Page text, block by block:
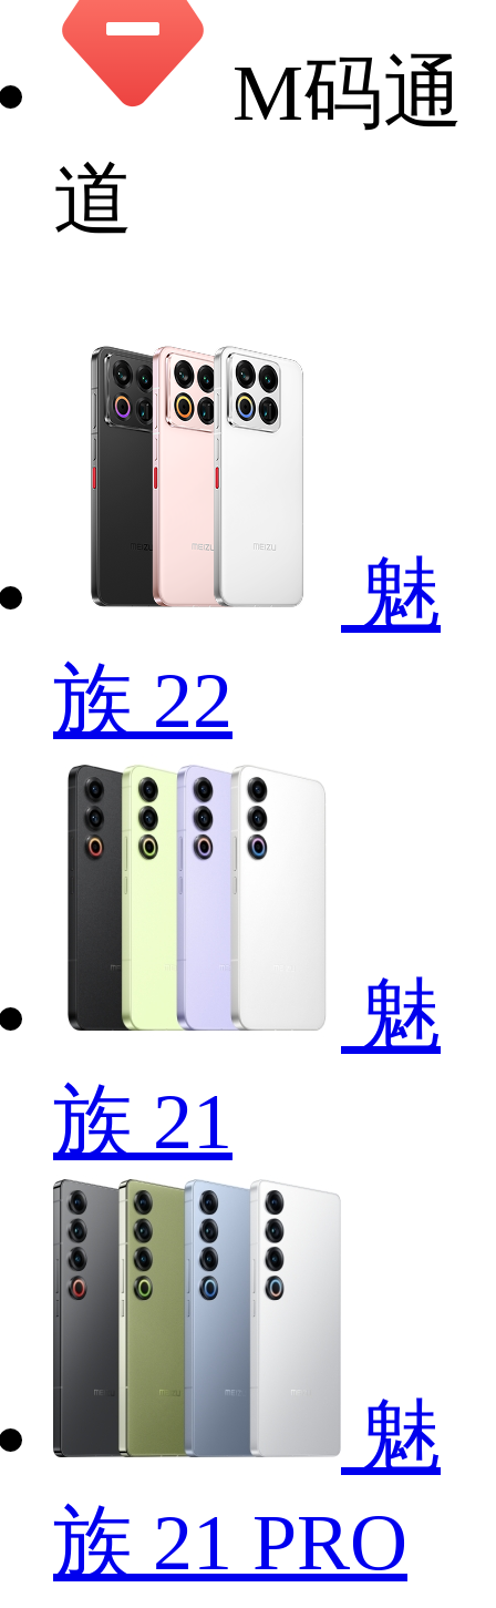
M码通
道
魅
族 22
魅
族 21
魅
族 21 PRO